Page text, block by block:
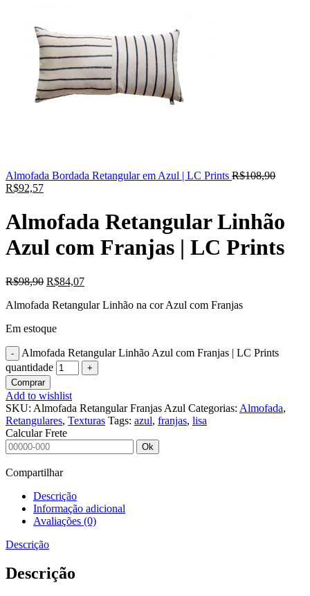
Almofada Bordada Retangular em Azul | LC Prints R$108,90
R$92,57
Almofada Retangular Linhão
Azul com Franjas | LC Prints
R$98,90 R$84,07
Almofada Retangular Linhão na cor Azul com Franjas
Em estoque
Almofada Retangular Linhão Azul com Franjas | LC Prints
quantidade
Comprar
Add to wishlist
SKU: Almofada Retangular Franjas Azul Categorias: Almofada,
Retangulares, Texturas Tags: azul, franjas, lisa
Calcular Frete
Ok
Compartilhar
Descrição
Informação adicional
Avaliações (0)
Descrição
Descrição